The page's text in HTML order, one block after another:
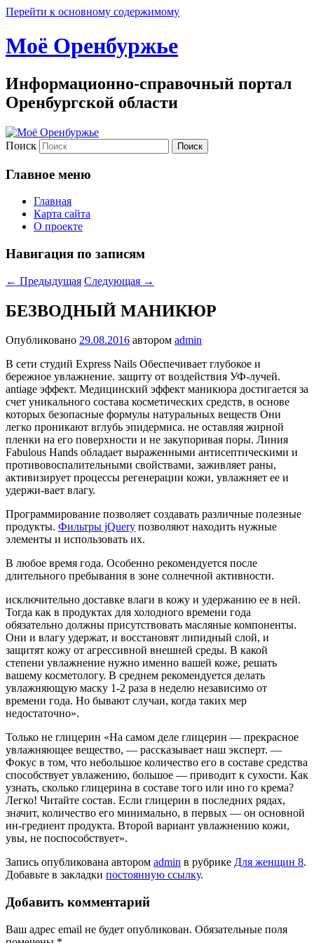
Перейти к основному содержимому
Моё Оренбуржье
Информационно-справочный портал
Оренбургской области
Поиск
Главное меню
Главная
Карта сайта
О проекте
Навигация по записям
← Предыдущая Следующая →
БЕЗВОДНЫЙ МАНИКЮР
Опубликовано 29.08.2016 автором admin
В сети студий Express Nails Обеспечивает глубокое и
бережное увлажнение. защиту от воздействия УФ-лучей.
antiage эффект. Медицинский эффект маникюра достигается за
счет уникального состава косметических средств, в основе
которых безопасные формулы натуральных веществ Они
легко проникают вглубь эпидермиса. не оставляя жирной
пленки на его поверхности и не закупоривая поры. Линия
Fabulous Hands обладает выраженными антисептическими и
противовоспалительными свойствами, заживляет раны,
активизирует процессы регенерации кожи, увлажняет ее и
удержи-вает влагу.
Программирование позволяет создавать различные полезные
продукты. Фильтры jQuery позволяют находить нужные
элементы и использовать их.
В любое время года. Особенно рекомендуется после
длительного пребывания в зоне солнечной активности.
исключительно доставке влаги в кожу и удержанию ее в ней.
Тогда как в продуктах для холодного времени года
обязательно должны присутствовать масляные компоненты.
Они и влагу удержат, и восстановят липидный слой, и
защитят кожу от агрессивной внешней среды. В какой
степени увлажнение нужно именно вашей коже, решать
вашему косметологу. В среднем рекомендуется делать
увлажняющую маску 1-2 раза в неделю независимо от
времени года. Но бывают случаи, когда таких мер
недостаточно».
Только не глицерин «На самом деле глицерин — прекрасное
увлажняющее вещество, — рассказывает наш эксперт. —
Фокус в том, что небольшое количество его в составе средства
способствует увлажению, большое — приводит к сухости. Как
узнать, сколько глицерина в составе того или ино го крема?
Легко! Читайте состав. Если глицерин в последних рядах,
значит, количество его минимально, в первых — он основной
ин-гредиент продукта. Второй вариант увлажнению кожи,
увы, не поспособствует».
Запись опубликована автором admin в рубрике Для женщин 8.
Добавьте в закладки постоянную ссылку.
Добавить комментарий
Ваш адрес email не будет опубликован. Обязательные поля